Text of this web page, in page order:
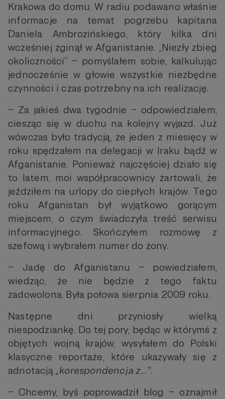
Krakowa do domu. W radiu podawano właśnie
informacje na temat pogrzebu kapitana
Daniela Ambrozińskiego, który kilka dni
wcześniej zginął w Afganistanie. „Niezły zbieg
okoliczności” – pomyślałem sobie, kalkulując
jednocześnie w głowie wszystkie niezbędne
czynności i czas potrzebny na ich realizację.
– Za jakieś dwa tygodnie – odpowiedziałem,
ciesząc się w duchu na kolejny wyjazd. Już
wówczas było tradycją, że jeden z miesięcy w
roku spędzałem na delegacji w Iraku bądź w
Afganistanie. Ponieważ najczęściej działo się
to latem, moi współpracownicy żartowali, że
jeździłem na urlopy do ciepłych krajów. Tego
roku Afganistan był wyjątkowo gorącym
miejscem, o czym świadczyła treść serwisu
informacyjnego. Skończyłem rozmowę z
szefową i wybrałem numer do żony.
– Jadę do Afganistanu – powiedziałem,
wiedząc, że nie będzie z tego faktu
zadowolona. Była połowa sierpnia 2009 roku.
Następne dni przyniosły wielką
niespodziankę. Do tej pory, będąc w którymś z
objętych wojną krajów, wysyłałem do Polski
klasyczne reportaże, które ukazywały się z
adnotacją „korespondencja z…”.
– Chcemy, byś poprowadził blog – oznajmił